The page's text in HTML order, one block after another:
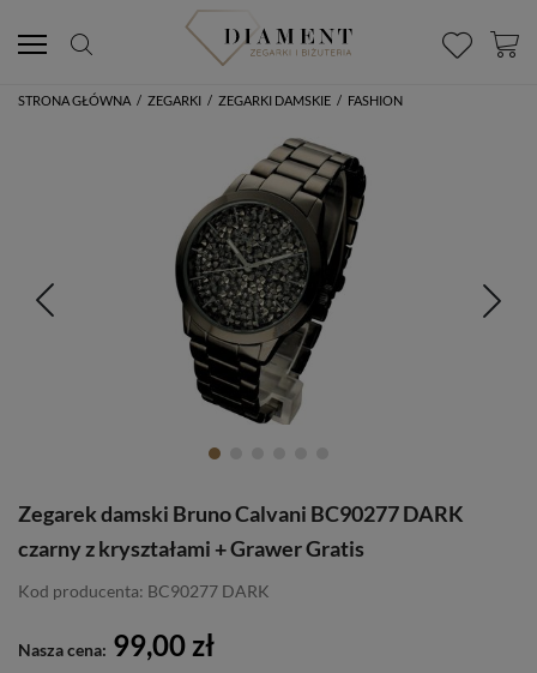
STRONA GŁÓWNA / ZEGARKI / ZEGARKI DAMSKIE / FASHION
Zegarek damski Bruno Calvani BC90277 DARK
czarny z kryształami + Grawer Gratis
Kod producenta: BC90277 DARK
Nasza cena: 99,00 zł